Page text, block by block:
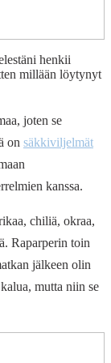
henkii
millään löytynyt
joten se
on säkkiviljelmät
kanssa.
chiliä, okraa,
Raparperin toin
jälkeen olin
mutta niin se